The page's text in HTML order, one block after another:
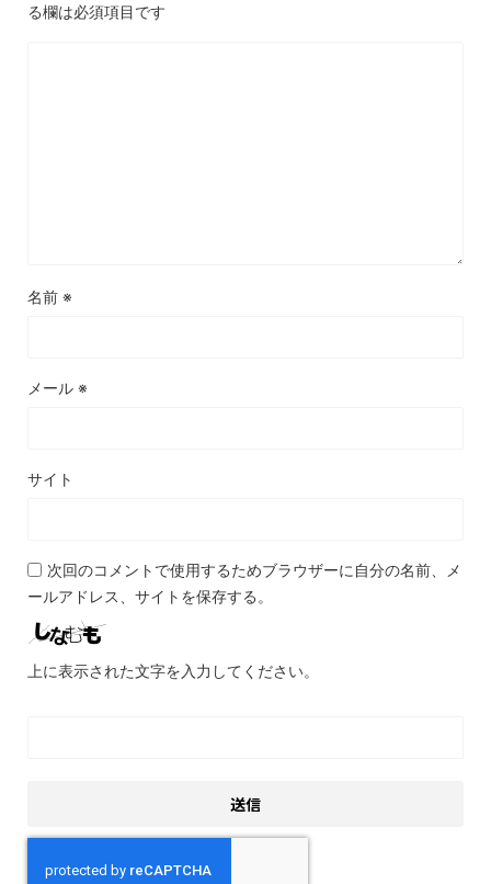
る欄は必須項目です
名前 ※
メール ※
サイト
次回のコメントで使用するためブラウザーに自分の名前、メ
ールアドレス、サイトを保存する。
上に表示された文字を入力してください。